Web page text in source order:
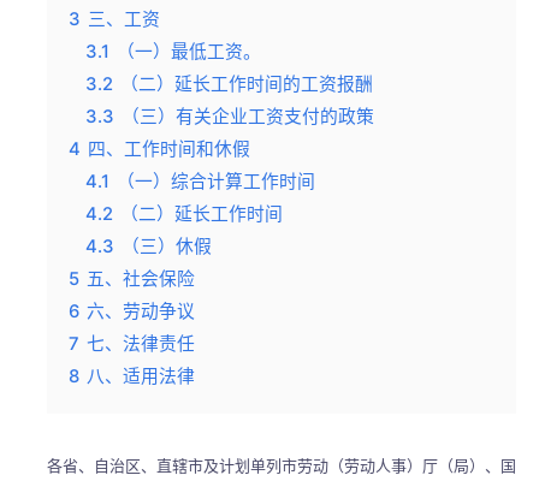
3 三、工资
3.1
（一）最低工资。
3.2
（二）延长工作时间的工资报酬
3.3
（三）有关企业工资支付的政策
4 四、工作时间和休假
4.1
（一）综合计算工作时间
4.2
（二）延长工作时间
4.3
（三）休假
5 五、社会保险
6 六、劳动争议
7 七、法律责任
8 八、适用法律
各省、自治区、直辖市及计划单列市劳动（劳动人事）厅（局）、国